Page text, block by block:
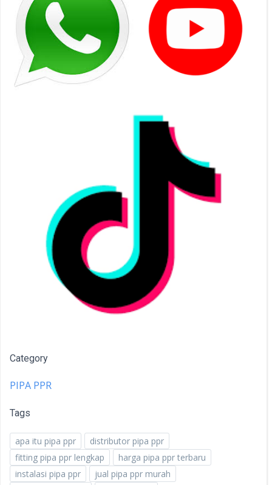
Category
PIPA PPR
Tags
apa itu pipa ppr
distributor pipa ppr
fitting pipa ppr lengkap
harga pipa ppr terbaru
instalasi pipa ppr
jual pipa ppr murah